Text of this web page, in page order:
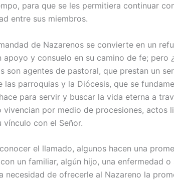
para que se les permitiera continuar
entre sus miembros.
de Nazarenos se convierte en un
apoyo y con­suelo en su camino de fe; pero
son agentes de pas­toral, que prestan un
las pa­rroquias y la Diócesis, que se
para servir y buscar la vida eterna a
vivencian por medio de proce­siones, actos
con el Señor.
el llamado, algunos hacen una
un familiar, algún hijo, una enfermedad
ne­cesidad de ofrecerle al Nazareno la